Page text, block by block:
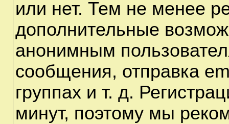
или нет. Тем не менее
дополнительные
анонимным
сообщения, отправка
группах и т. д.
минут, поэтому мы